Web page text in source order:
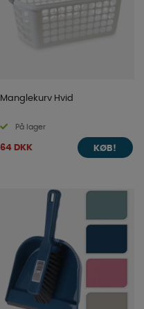
Manglekurv Hvid
På lager
64 DKK KØB!